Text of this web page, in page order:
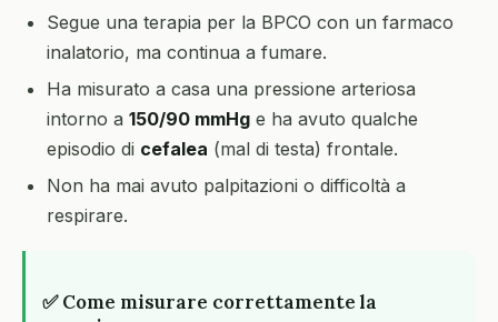
Segue una terapia per la BPCO con un farmaco
inalatorio, ma continua a fumare.
Ha misurato a casa una pressione arteriosa
intorno a 150/90 mmHg e ha avuto qualche
episodio di cefalea (mal di testa) frontale.
Non ha mai avuto palpitazioni o difficoltà a
respirare.
✅ Come misurare correttamente la